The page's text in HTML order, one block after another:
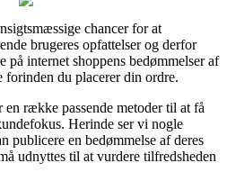
chancer for at
brugeres opfattelser og derfor
på internet shoppens bedømmelser af
du placerer din ordre.
række passende metoder til at få
Herinde ser vi nogle
publicere en bedømmelse af deres
udnyttes til at vurdere tilfredsheden